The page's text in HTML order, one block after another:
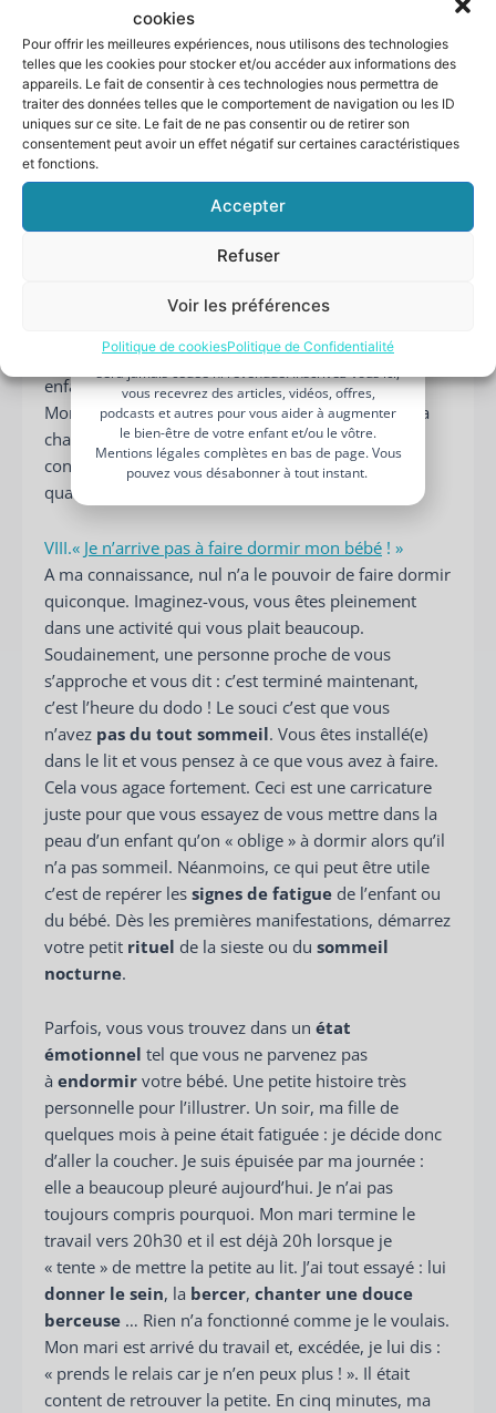
cookies
Pour offrir les meilleures expériences, nous utilisons des technologies
telles que les cookies pour stocker et/ou accéder aux informations des
appareils. Le fait de consentir à ces technologies nous permettra de
traiter des données telles que le comportement de navigation ou les ID
uniques sur ce site. Le fait de ne pas consentir ou de retirer son
consentement peut avoir un effet négatif sur certaines caractéristiques
et fonctions.
Accepter
Refuser
Voir les préférences
Politique de cookiesPolitique de Confidentialité
pour vous et votre partenaire de vie c’est OK,
écoutez-vous. En grandissant beaucoup d’enfants
verbalisent leurbesoin d’autonomie,
d’indépendance. Par contre, si dormir avec votre
enfant est un problème pour vous ou votre conjoint,
écoutez-vous également. Allez à la recherche des
points sur lesquelles votre enfant a besoin d’être
rassuré. Puis mettez en place ce qui vous semble
petit lit différemment ? Expliquer ce qui se passe une
situations les pistes peuvent être différentes.
Mais au fait, qu’appelle-t-on « dormir avec son
enfant » ? S’agit-il d’un bébé ? L’Organisation
Mondiale de la Santé recommande le partage de la
chambre ou alors le cododo (sous certaines
conditions) jusqu’au 6 mois. Le co-bedding n’est
quant à lui pas recommandé pour les bébés.
VIII.« Je n’arrive pas à faire dormir mon bébé ! »
A ma connaissance, nul n’a le pouvoir de faire dormir
quiconque. Imaginez-vous, vous êtes pleinement
dans une activité qui vous plait beaucoup.
Soudainement, une personne proche de vous
s’approche et vous dit : c’est terminé maintenant,
c’est l’heure du dodo ! Le souci c’est que vous
n’avez pas du tout sommeil. Vous êtes installé(e)
dans le lit et vous pensez à ce que vous avez à faire.
Cela vous agace fortement. Ceci est une carricature
juste pour que vous essayez de vous mettre dans la
peau d’un enfant qu’on « oblige » à dormir alors qu’il
n’a pas sommeil. Néanmoins, ce qui peut être utile
c’est de repérer les signes de fatigue de l’enfant ou
du bébé. Dès les premières manifestations, démarrez
votre petit rituel de la sieste ou du sommeil
nocturne.
Parfois, vous vous trouvez dans un état
émotionnel tel que vous ne parvenez pas
à endormir votre bébé. Une petite histoire très
personnelle pour l’illustrer. Un soir, ma fille de
quelques mois à peine était fatiguée : je décide donc
d’aller la coucher. Je suis épuisée par ma journée :
elle a beaucoup pleuré aujourd’hui. Je n’ai pas
toujours compris pourquoi. Mon mari termine le
travail vers 20h30 et il est déjà 20h lorsque je
« tente » de mettre la petite au lit. J’ai tout essayé : lui
donner le sein, la bercer, chanter une douce
berceuse … Rien n’a fonctionné comme je le voulais.
Mon mari est arrivé du travail et, excédée, je lui dis :
« prends le relais car je n’en peux plus ! ». Il était
content de retrouver la petite. En cinq minutes, ma
Comment booster votre
bien-être parental ?
Recevez 5 pistes d'action dans votre
guide pas à pas
Laissez moi votre prénomet
votre
Votre
JE BOOST MON BIEN-ÊTRE PARENTAL
Je n’aime pas les spams : votre adresse email ne
sera jamais cédée ni revendue. Inscrivez-vous ici,
vous recevrez des articles, vidéos, offres,
podcasts et autres pour vous aider à augmenter
le bien-être de votre enfant et/ou le vôtre.
Mentions légales complètes en bas de page. Vous
pouvez vous désabonner à tout instant.